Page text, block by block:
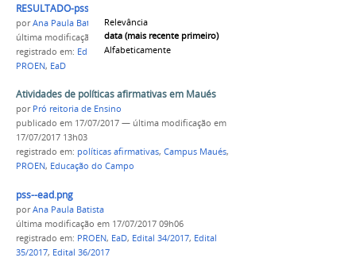
Relevância
data (mais recente primeiro)
Alfabeticamente
RESULTADO-pss-ead.png
porAna Paula Batista
última modificação
em 26/07/2017 15h35
registrado em: Edital 35/2017,Edital 36/2017
PROEN, EaD
Atividades de políticas afirmativas em Maués
por Pró reitoria de Ensino
publicado em 17/07/2017 — última modificação em
17/07/2017 13h03
registrado em: políticas afirmativas, Campus Maués,
PROEN, Educação do Campo
pss--ead.png
porAna Paula Batista
última modificação em 17/07/2017 09h06
registrado em: PROEN, EaD, Edital 34/2017, Edital
35/2017, Edital 36/2017